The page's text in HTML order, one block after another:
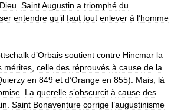
Dieu SaintAugustin a triomphé du
entendre qu’il faut tout enlever à l’homme
d’Orbais soutient contre Hincmar la
mérites celle des réprouvés à cause de la
en 849 et d’Orange en 855). Mais là
La querelle s’obscurcit à cause des
Saint Bonaventure corrige l’augustinisme